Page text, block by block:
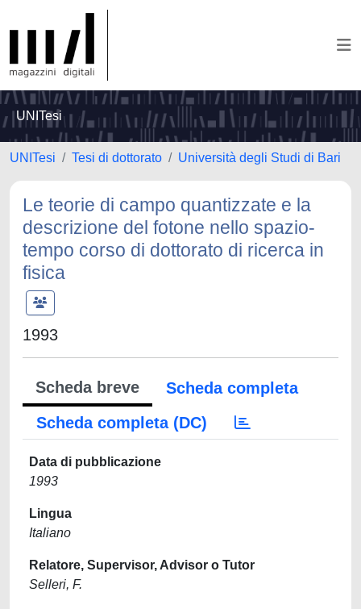
UNITesi
UNITesi Tesi di dottorato Università degli Studi di Bari
Le teorie di campo quantizzate e la
descrizione del fotone nello spazio-
tempo corso di dottorato di ricerca in
fisica
1993
Scheda breve
Scheda completa
Scheda completa (DC)
Data di pubblicazione
1993
Lingua
Italiano
Relatore, Supervisor, Advisor o Tutor
Selleri, F.